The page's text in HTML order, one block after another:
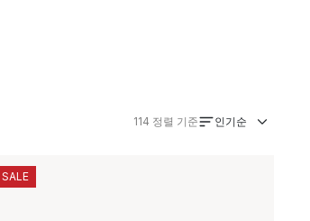
114 정렬 기준 인기순
SALE